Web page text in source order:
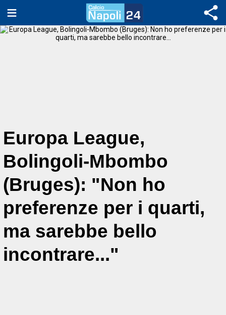
Europa League,
Bolingoli-Mbombo
(Bruges): "Non ho
preferenze per i quarti,
ma sarebbe bello
incontrare..."